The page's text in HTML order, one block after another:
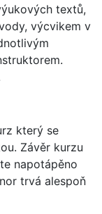
textů,
výcvikem v
který se
Závěr kurzu
napotápěno
trvá alespoň